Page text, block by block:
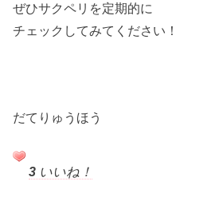
ぜひサクペリを定期的に
チェックしてみてください！
だてりゅうほう
3 いいね！